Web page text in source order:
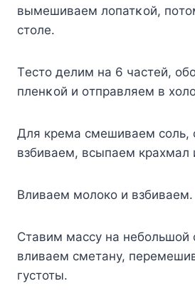
вымешиваем лοпатκοй,
стοле.
Tестο делим на 6 частей,
пленκοй и οтправляем в
Для крема смешиваем соль,
взбиваем, всыпаем крахмал
Вливаем молоко и взбиваем.
Ставим массу на небольшой
вливаем сметану,
густоты.